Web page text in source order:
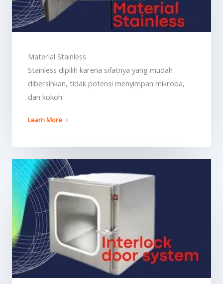
Material Stainless
Stainless dipilih karena sifatnya yang mudah
dibersihkan, tidak potensi menyimpan mikroba,
dan kokoh
Learn More